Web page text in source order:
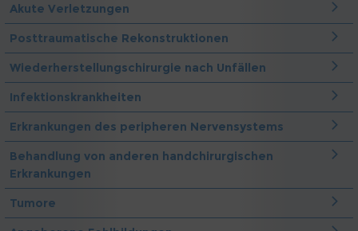
Akute Verletzungen
Posttraumatische Rekonstruktionen
Wiederherstellungschirurgie nach Unfällen
Infektionskrankheiten
Erkrankungen des peripheren Nervensystems
Behandlung von anderen handchirurgischen
Erkrankungen
Tumore